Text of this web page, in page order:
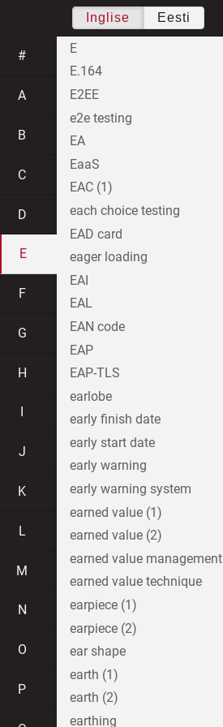
Inglise Eesti
#
A
B
C
D
E
F
G
H
J
K
L
M
N
O
P
E
E.164
E2EE
e2e testing
EA
EaaS
EAC (1)
each choice testing
EAD card
eager loading
EAI
EAL
EAN code
EAP
EAP-TLS
earlobe
early finish date
early start date
early warning
early warning system
earned value (1)
earned value (2)
earned value management
earned value technique
earpiece (1)
earpiece (2)
ear shape
earth (1)
earth (2)
earthing